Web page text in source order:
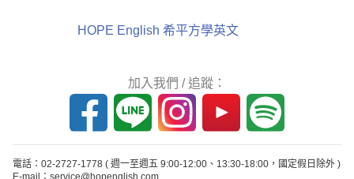
HOPE English 希平方學英文
加入我們 / 追蹤：
電話：02-2727-1778 ( 週一至週五 9:00-12:00、13:30-18:00，國定假日除外 )
E-mail：service@hopenglish.com